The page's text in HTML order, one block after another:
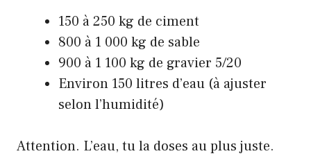
150 à 250 kg de ciment
800 à 1 000 kg de sable
900 à 1 100 kg de gravier 5/20
Environ 150 litres d’eau (à ajuster
selon l’humidité)
Attention. L’eau, tu la doses au plus juste.